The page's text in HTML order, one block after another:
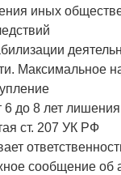
иных
Максимальное
6 до 8 лет
ст. 207 УК РФ
сообщение об